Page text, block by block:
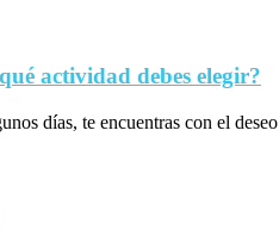
actividad debes elegir?
días, te encuentras con el deseo